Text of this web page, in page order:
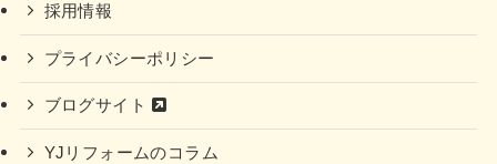
採用情報
プライバシーポリシー
ブログサイト
YJリフォームのコラム